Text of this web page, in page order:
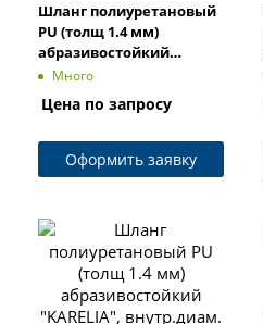
Шланг полиуретановый
PU (толщ 1.4 мм)
абразивостойкий
"KARELIA", внутр.диам.
LOCK
Много
Цена по запросу
Оформить заявку